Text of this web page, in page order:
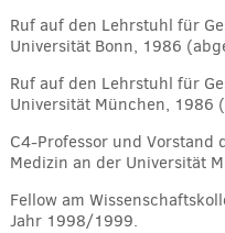
Ruf auf den Lehrstuhl für
Universität Bonn, 1986
Ruf auf den Lehrstuhl für
Universität München, 1986
C4-Professor und
Medizin an der Universität
Fellow am
Jahr 1998/1999.